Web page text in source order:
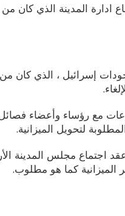
ادارة المدينة الذي كان
إسرائيل ، الذي كان
مع رؤساء وأعضاء
لتحويل الميزانية.
اجتماع مجلس المدينة
الميزانية كما هو مطلوب.